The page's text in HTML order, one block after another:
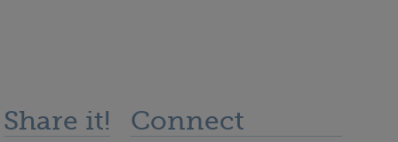
Share it! Connect